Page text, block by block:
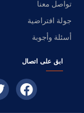
تواصل معنا
جولة افتراضية
أسئلة وأجوبة
ابق على اتصال